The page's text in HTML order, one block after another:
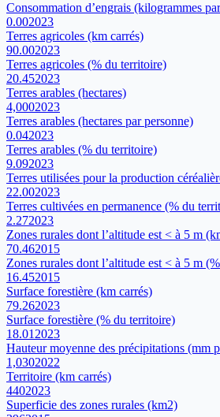
Consommation d’engrais (kilogrammes
0.002023
Terres agricoles (km carrés)
90.002023
Terres agricoles (% du territoire)
20.452023
Terres arables (hectares)
4,0002023
Terres arables (hectares par personne)
0.042023
Terres arables (% du territoire)
9.092023
Terres utilisées pour la production
22.002023
Terres cultivées en permanence (% du
2.272023
Zones rurales dont l’altitude est < à 5 m
70.462015
Zones rurales dont l’altitude est < à 5 m
16.452015
Surface forestière (km carrés)
79.262023
Surface forestière (% du territoire)
18.01 2023
Hauteur moyenne des précipitations (mm
1,0302022
Territoire (km carrés)
4402023
Superficie des zones rurales (km2)